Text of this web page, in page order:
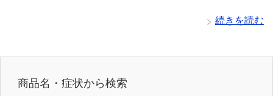
続きを読む
商品名・症状から検索